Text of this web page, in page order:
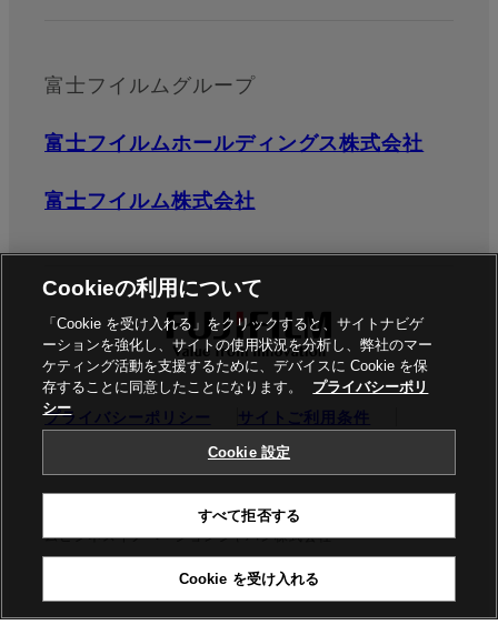
富士フイルムグループ
富士フイルムホールディングス株式会社
富士フイルム株式会社
プライバシーポリシー
サイトご利用条件
商標 Cookie設定
ムビジネスイノベーションジャパン株式会社
Cookieの利用について
「Cookie を受け入れる」をクリックすると、サイトナビゲ
ーションを強化し、サイトの使用状況を分析し、弊社のマー
ケティング活動を支援するために、デバイスに Cookie を保
存することに同意したことになります。
プライバシーポリ
シー
Cookie 設定
すべて拒否する
Cookie を受け入れる